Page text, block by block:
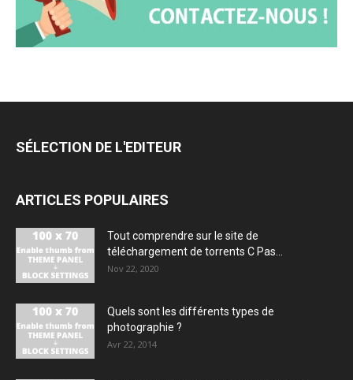
SÉLECTION DE L'EDITEUR
ARTICLES POPULAIRES
Tout comprendre sur le site de
téléchargement de torrents C Pas...
Nov 22, 2020
Quels sont les différents types de
photographie ?
Avr 22, 2014